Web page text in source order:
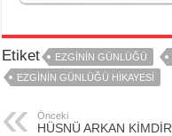
Etiket EZGİNİN GÜNLÜĞÜ
EZGİNİN GÜNLÜĞÜ HİKAYESİ
Önceki
HÜSNÜ ARKAN KİMDİR